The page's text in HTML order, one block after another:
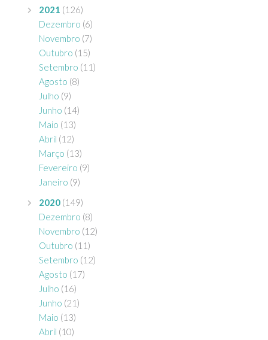
2021 (126)
Dezembro (6)
Novembro (7)
Outubro (15)
Setembro (11)
Agosto (8)
Julho (9)
Junho (14)
Maio (13)
Abril (12)
Março (13)
Fevereiro (9)
Janeiro (9)
2020 (149)
Dezembro (8)
Novembro (12)
Outubro (11)
Setembro (12)
Agosto (17)
Julho (16)
Junho (21)
Maio (13)
Abril (10)